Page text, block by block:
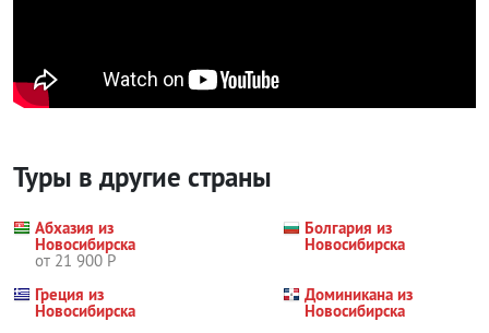
Туры в другие страны
Абхазия из
Новосибирска
от 21 900 Р
Болгария из
Новосибирска
Греция из
Новосибирска
Доминикана из
Новосибирска